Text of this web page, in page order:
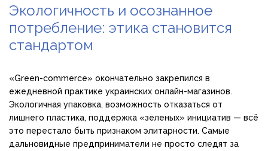
Экологичность и осознанное
потребление: этика становится
стандартом
«Green-commerce» окончательно закрепился в
ежедневной практике украинских онлайн-магазинов.
Экологичная упаковка, возможность отказаться от
лишнего пластика, поддержка «зеленых» инициатив — всё
это перестало быть признаком элитарности. Самые
дальновидные предприниматели не просто следят за